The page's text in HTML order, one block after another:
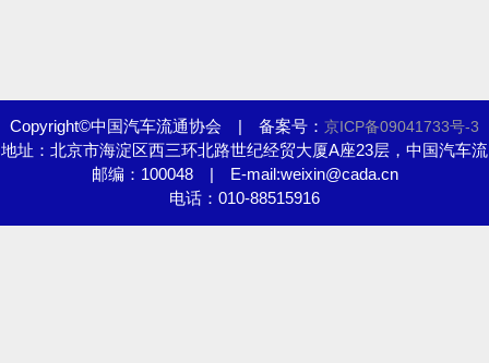
Copyright©中国汽车流通协会 | 备案号： 京ICP备09041733号-3
地址：北京市海淀区西三环北路世纪经贸大厦A座23层，中国汽车流
通协会
邮编：100048 | E-mail:weixin@cada.cn
电话：010-88515916